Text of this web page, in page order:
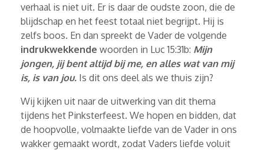
verhaal is niet uit. Er is daar de oudste zoon, die de
blijdschap en het feest totaal niet begrijpt. Hij is
zelfs boos. En dan spreekt de Vader de volgende
indrukwekkende woorden in Luc 15:31b: Mijn
jongen, jij bent altijd bij me, en alles wat van mij
is, is van jou. Is dit ons deel als we thuis zijn?
Wij kijken uit naar de uitwerking van dit thema
tijdens het Pinksterfeest. We hopen en bidden, dat
de hoopvolle, volmaakte liefde van de Vader in ons
wakker gemaakt wordt, zodat Vaders liefde voluit